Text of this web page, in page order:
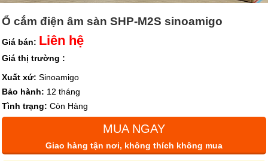
Ổ cắm điện âm sàn SHP-M2S sinoamigo
Giá bán: Liên hệ
Giá thị trường :
Xuất xứ: Sinoamigo
Bảo hành: 12 tháng
Tình trạng: Còn Hàng
MUA NGAY
Giao hàng tận nơi, không thích không mua